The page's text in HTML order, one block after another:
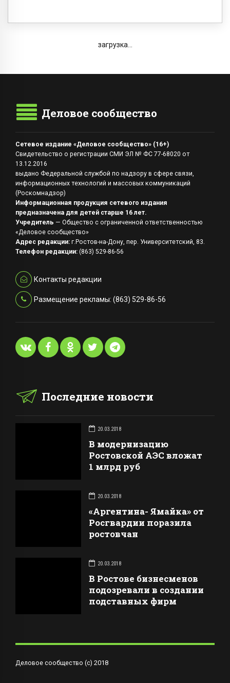
загрузка...
Деловое сообщество
Сетевое издание «Деловое сообщество» (16+)
Свидетельство о регистрации СМИ ЭЛ № ФС 77-68020 от
13.12.2016
выдано Федеральной службой по надзору в сфере связи,
информационных технологий и массовых коммуникаций
(Роскомнадзор)
Информационная продукция сетевого издания
предназначена для детей старше 16 лет.
Учредитель — Общество с ограниченной ответственностью
«Деловое сообщество»
Адрес редакции: г.Ростов-на-Дону, пер. Университетский, 83.
Телефон редакции: (863) 529-86-56
Контакты редакции
Размещение рекламы: (863) 529-86-56
Последние новости
20.03.2018
В модернизацию
Ростовской АЭС вложат
1 млрд руб
20.03.2018
«Аргентина- Ямайка» от
Росгвардии поразила
ростовчан
20.03.2018
В Ростове бизнесменов
подозревали в создании
подставных фирм
Деловое сообщество (с) 2018